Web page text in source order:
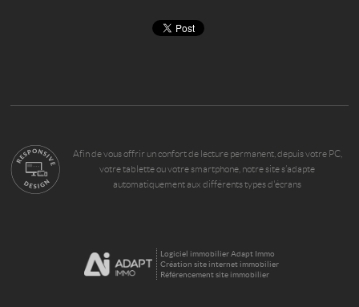
Afin de vous offrir un confort de lecture permanent, depuis votre PC,
votre tablette ou votre smartphone, notre site s’adapte
automatiquement aux différents types d'écrans
Logiciel immobilier Adapt Immo
Création site internet immobilier
Référencement site immobilier